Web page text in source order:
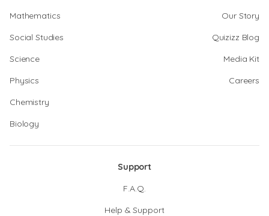
Mathematics
Social Studies
Science
Physics
Chemistry
Biology
Our Story
Quizizz Blog
Media Kit
Careers
Support
F.A.Q.
Help & Support